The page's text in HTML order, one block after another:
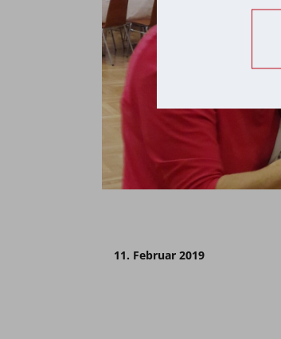
11. Februar 2019